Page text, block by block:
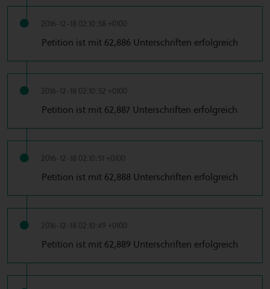
2016-12-18 02:10:58 +0100
Petition ist mit 62,886 Unterschriften erfolgreich
2016-12-18 02:10:52 +0100
Petition ist mit 62,887 Unterschriften erfolgreich
2016-12-18 02:10:51 +0100
Petition ist mit 62,888 Unterschriften erfolgreich
2016-12-18 02:10:49 +0100
Petition ist mit 62,889 Unterschriften erfolgreich